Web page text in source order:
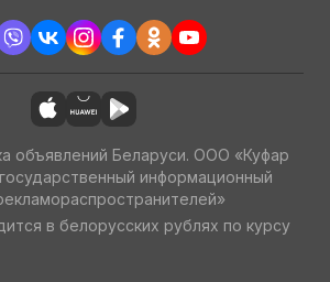
объявлений Беларуси. ООО «Куфар
информационный
в белорусских рублях по курсу